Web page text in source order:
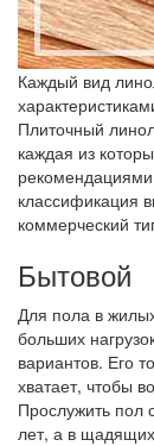
Каждый вид
Плиточный
каждая из
классификация
коммерческий
Бытовой
Для пола в
больших
вариантов. Его
хватает, чтобы
Прослужить пол
лет, а в